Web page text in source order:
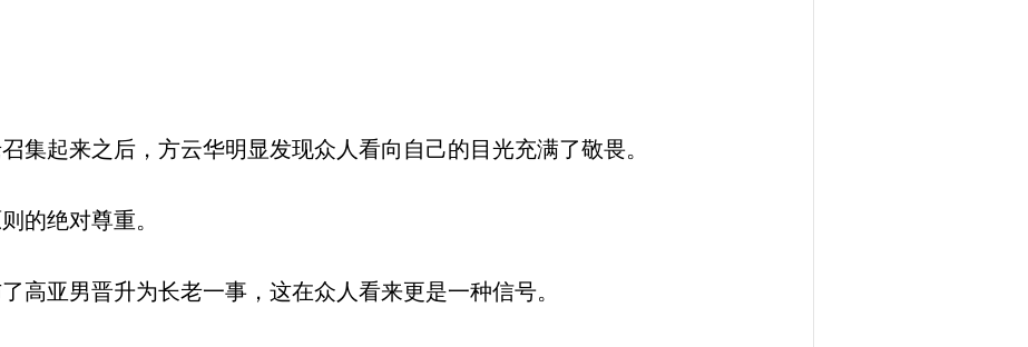
集起来之后，方云华明显发现众人看向自己的目光充满了敬畏。
的绝对尊重。
高亚男晋升为长老一事，这在众人看来更是一种信号。